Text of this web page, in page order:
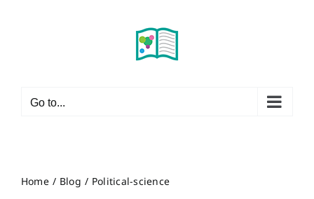
Go to...
Home Blog Political-science